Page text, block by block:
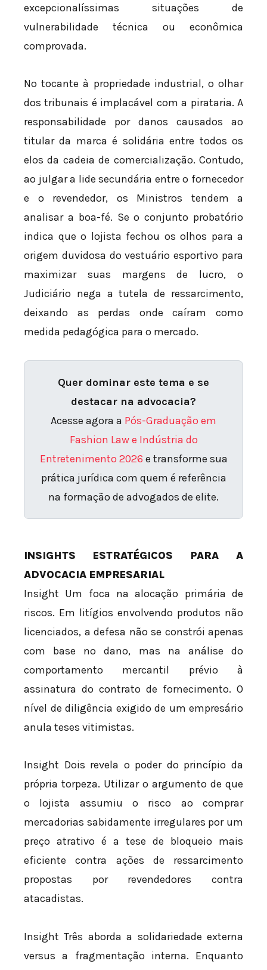
excepcionalíssimas situações de
vulnerabilidade técnica ou econômica
comprovada.
No tocante à propriedade industrial, o olhar
dos tribunais é implacável com a pirataria. A
responsabilidade por danos causados ao
titular da marca é solidária entre todos os
elos da cadeia de comercialização. Contudo,
ao julgar a lide secundária entre o fornecedor
e o revendedor, os Ministros tendem a
analisar a boa-fé. Se o conjunto probatório
indica que o lojista fechou os olhos para a
origem duvidosa do vestuário esportivo para
maximizar suas margens de lucro, o
Judiciário nega a tutela de ressarcimento,
deixando as perdas onde caíram como
medida pedagógica para o mercado.
Quer dominar este tema e se
destacar na advocacia?
Acesse agora a Pós-Graduação em
Fashion Law e Indústria do
Entretenimento 2026 e transforme sua
prática jurídica com quem é referência
na formação de advogados de elite.
INSIGHTS ESTRATÉGICOS PARA A
ADVOCACIA EMPRESARIAL
Insight Um foca na alocação primária de
riscos. Em litígios envolvendo produtos não
licenciados, a defesa não se constrói apenas
com base no dano, mas na análise do
comportamento mercantil prévio à
assinatura do contrato de fornecimento. O
nível de diligência exigido de um empresário
anula teses vitimistas.
Insight Dois revela o poder do princípio da
própria torpeza. Utilizar o argumento de que
o lojista assumiu o risco ao comprar
mercadorias sabidamente irregulares por um
preço atrativo é a tese de bloqueio mais
eficiente contra ações de ressarcimento
propostas por revendedores contra
atacadistas.
Insight Três aborda a solidariedade externa
versus a fragmentação interna. Enquanto